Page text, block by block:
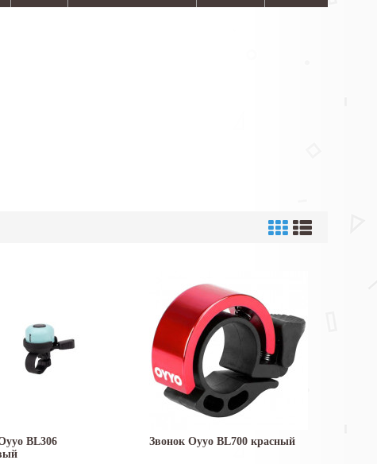
BL306
Звонок Oyyo BL700 красный